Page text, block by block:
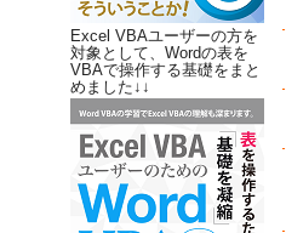
Excel VBAユーザーの方を
対象として、Wordの表を
VBAで操作する基礎をまと
めました↓↓